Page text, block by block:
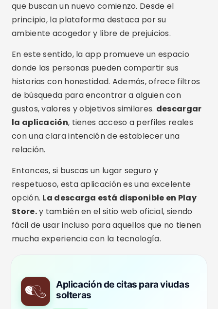
que buscan un nuevo comienzo. Desde el
principio, la plataforma destaca por su
ambiente acogedor y libre de prejuicios.
En este sentido, la app promueve un espacio
donde las personas pueden compartir sus
historias con honestidad. Además, ofrece filtros
de búsqueda para encontrar a alguien con
gustos, valores y objetivos similares. descargar
la aplicación, tienes acceso a perfiles reales
con una clara intención de establecer una
relación.
Entonces, si buscas un lugar seguro y
respetuoso, esta aplicación es una excelente
opción. La descarga está disponible en Play
Store.y también en el sitio web oficial, siendo
fácil de usar incluso para aquellos que no tienen
mucha experiencia con la tecnología.
Aplicación de citas para viudas
solteras